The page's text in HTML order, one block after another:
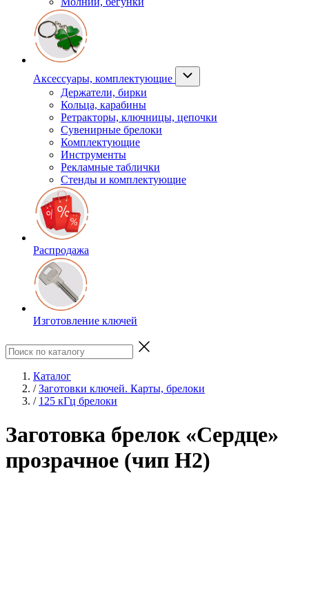
Аксессуары, комплектующие
Держатели, бирки
Кольца, карабины
Ретракторы, ключницы, цепочки
Сувенирные брелоки
Комплектующие
Инструменты
Рекламные таблички
Стенды и комплектующие
Распродажа
Изготовление ключей
Каталог
/ Заготовки ключей. Карты, брелоки
/ 125 кГц брелоки
Заготовка брелок «Сердце»
прозрачное (чип H2)